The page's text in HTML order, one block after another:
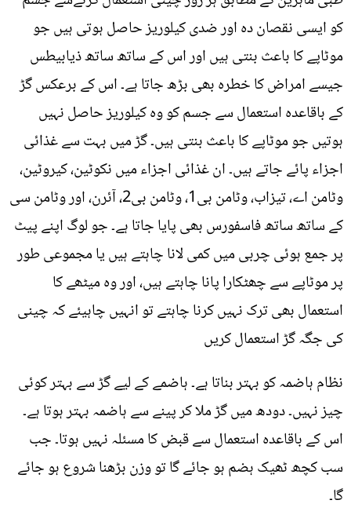
کو ایسی نقصان دہ اور ضدی کیلوریز حاصل ہوتی ہیں جو
موٹاپے کا باعث بنتی ہیں اور اس کے ساتھ ساتھ ذیابیطس
جیسے امراض کا خطرہ بھی بڑھ جاتا ہے۔ اس کے برعکس گڑ
کے باقاعدہ استعمال سے جسم کو وہ کیلوریز حاصل نہیں
ہوتیں جو موٹاپے کا باعث بنتی ہیں۔ گڑ میں بہت سے غذائی
اجزاء پائے جاتے ہیں۔ ان غذائی اجزاء میں نکوٹین، کیروٹین،
وٹامن اے، تیزاب، وٹامن بی1، وٹامن بی2، آئرن، اور وٹامن سی
کے ساتھ ساتھ فاسفورس بھی پایا جاتا ہے۔ جو لوگ اپنے پیٹ
پر جمع ہوئی چربی میں کمی لانا چاہتے ہیں یا مجموعی طور
پر موٹاپے سے چھٹکارا پانا چاہتے ہیں، اور وہ میٹھے کا
استعمال بھی ترک نہیں کرنا چاہتے تو انہیں چاہیئے کہ چینی
کی جگہ گڑ استعمال کریں
نظام ہاضمہ کو بہتر بناتا ہے۔ ہاضمے کے لیے گڑ سے بہتر کوئی
چیز نہیں۔ دودھ میں گڑ ملا کر پینے سے ہاضمہ بہتر ہوتا ہے۔
اس کے باقاعدہ استعمال سے قبض کا مسئلہ نہیں ہوتا۔ جب
سب کچھ ٹھیک ہضم ہو جائے گا تو وزن بڑھنا شروع ہو جائے
گا۔